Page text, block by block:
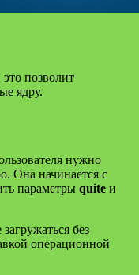
это позволит
ядру.
нужно
Она начинается с
параметры quite и
без
операционной